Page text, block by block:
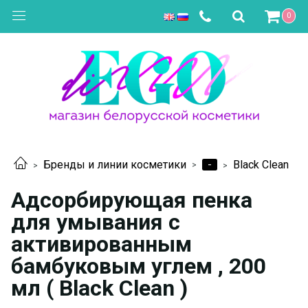
0
Бренды и линии косметики - Black Clean
Адсорбирующая пенка
для умывания с
активированным
бамбуковым углем , 200
мл ( Black Clean )